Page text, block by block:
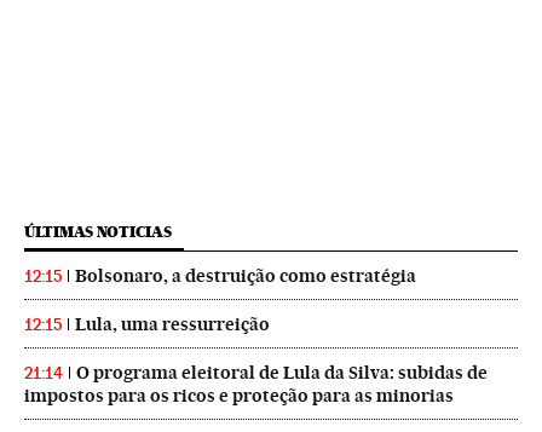
ÚLTIMAS NOTICIAS
12:15 Bolsonaro, a destruição como estratégia
12:15 Lula, uma ressurreição
21:14
O programa eleitoral de Lula da Silva: subidas de
impostos para os ricos e proteção para as minorias